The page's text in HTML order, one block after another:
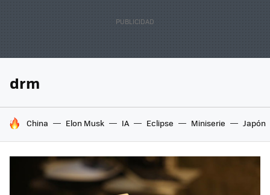
drm
HOY SE HABLA DE
China Elon Musk IA Eclipse Miniserie Japón